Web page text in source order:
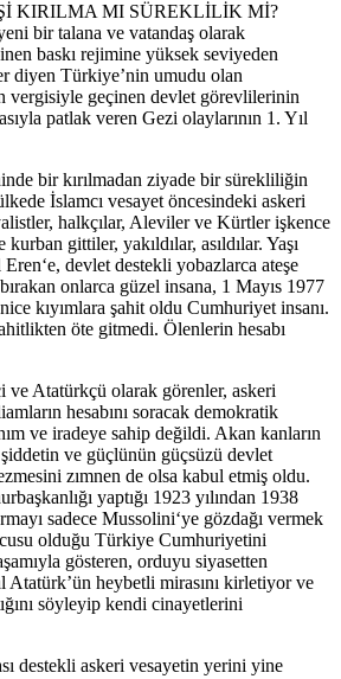
KIRILMA MI SÜREKLİLİK Mİ?
bir talana ve vatandaş olarak
baskı rejimine yüksek seviyeden
diyen Türkiye’nin umudu olan
vergisiyle geçinen devlet görevlilerinin
patlak veren Gezi olaylarının 1. Yıl
bir kırılmadan ziyade bir sürekliliğin
İslamcı vesayet öncesindeki askeri
halkçılar, Aleviler ve Kürtler işkence
gittiler, yakıldılar, asıldılar. Yaşı
devlet destekli yobazlarca ateşe
onlarca güzel insana, 1 Mayıs 1977
kıyımlara şahit oldu Cumhuriyet insanı.
öte gitmedi. Ölenlerin hesabı
Atatürkçü olarak görenler, askeri
hesabını soracak demokratik
ve iradeye sahip değildi. Akan kanların
şiddetin ve güçlünün güçsüzü devlet
zımnen de olsa kabul etmiş oldu.
yaptığı 1923 yılından 1938
sadece Mussolini‘ye gözdağı vermek
olduğu Türkiye Cumhuriyetini
gösteren, orduyu siyasetten
Atatürk’ün heybetli mirasını kirletiyor ve
söyleyip kendi cinayetlerini
destekli askeri vesayetin yerini yine